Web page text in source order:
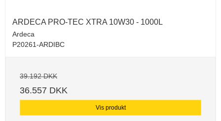
ARDECA PRO-TEC XTRA 10W30 - 1000L
Ardeca
P20261-ARDIBC
39.192 DKK
36.557 DKK
Vis produkt